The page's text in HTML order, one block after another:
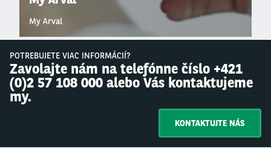
My Arval
POTREBUJETE VIAC INFORMÁCIÍ?
Zavolajte nám na telefónne číslo +421
(0)2 57 108 000 alebo Vás kontaktujeme
my.
KONTAKTUJTE NÁS